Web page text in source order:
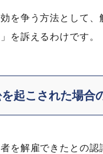
を争う方法として
を訴えるわけです。
起こされた場合
を解雇できたとの